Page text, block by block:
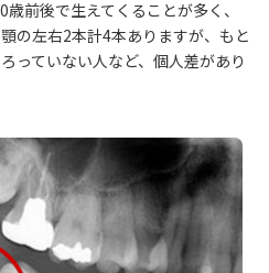
前後で生えてくることが多く、
の左右2本計4本ありますが、もと
っていない人など、個人差があり